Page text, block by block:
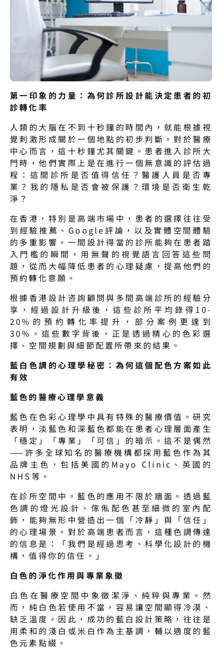
第一印象的力量：為何診所設計能決定患者的初
診轉化率
人類的大腦在不到十秒鐘的時間內，就能根據視
覺刺激形成關於一個地點的初步判斷。對於醫療
中心而言，這十秒鐘尤其關鍵。患者進入診所大
門時，他們實際上是在進行一個無意識的評估過
程：這間診所是否值得信任？醫護人員是否專
業？我的隱私是否會被保護？環境是否衛生乾
淨？
在香港，特別是高端市場中，患者的選擇往往受
到經驗推薦、Google評論，以及實體空間體驗
的多重影響。一間設計得當的診所能夠在患者踏
入門檻的瞬間，用無聲的視覺語言回答這些問
題，從而大幅降低患者的心理疑慮，提高他們的
預約轉化意願。
根據香港設計咨詢顧問與多間高端診所的經驗分
享，經過設計升級後，這些診所平均錄得10-
20%的預約轉化率提升，部分案例更達到
30%。這些數字背後，正是透過精心的色彩選
擇、空間規劃與細節配置所帶來的結果。
藍白色調的心理學秘密：為何這個配色方案如此
有效
藍色的醫療心理學意義
藍色在色彩心理學中具有特殊的醫療價值。研究
表明，淡藍色和深藍色都能在患者心理層面產生
「穩定」「專業」「可信」的暗示。這不是偶然
——許多全球知名的醫療機構都採用藍色作為其
品牌主色，包括美國的Mayo Clinic、英國的
NHS等。
在診所空間中，藍色的應用不限於牆面。透過藍
色調的燈光設計、傢俬配色甚至細微的室內配
飾，能夠無形中營造出一個「冷靜」與「信任」
的心理場景。對於高端患者而言，這種色調傳達
的信息是：「我們是經過思考、科學化設計的機
構，值得你的信任。」
白色的淨化作用與專業象徵
白色在醫療空間中象徵潔淨、純粹與專業。然
而，純白色若使用不當，容易讓空間顯得冷漠、
缺乏溫度。因此，成功的藍白設計策略，往往是
用柔和的淺白或米白作為主基調，輔以適度的藍
色元素點綴。